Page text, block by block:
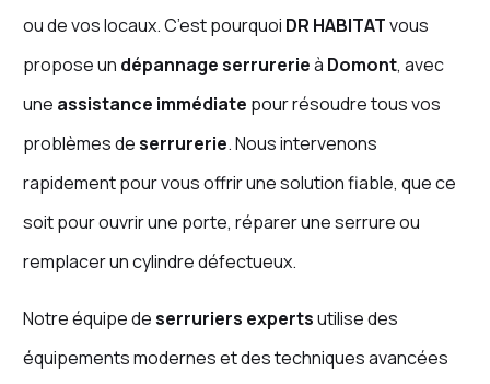
ou de vos locaux. C’est pourquoi DR HABITATvous
propose un dépannage serrurerieà Domont, avec
une assistance immédiate pour résoudre tous vos
problèmes deserrurerie. Nous intervenons
rapidement pour vous offrir une solution fiable, que ce
soit pour ouvrir une porte, réparer une serrure ou
remplacer un cylindre défectueux.
Notre équipe deserruriers expertsutilise des
équipements modernes et des techniques avancées